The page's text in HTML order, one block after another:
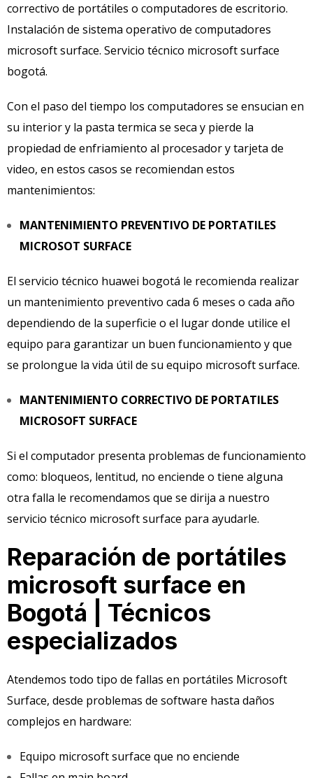
correctivo de portátiles o computadores de escritorio.
Instalación de sistema operativo de computadores
microsoft surface. Servicio técnico microsoft surface
bogotá.
Con el paso del tiempo los computadores se ensucian en
su interior y la pasta termica se seca y pierde la
propiedad de enfriamiento al procesador y tarjeta de
video, en estos casos se recomiendan estos
mantenimientos:
MANTENIMIENTO PREVENTIVO DE PORTATILES
MICROSOT SURFACE
El servicio técnico huawei bogotá le recomienda realizar
un mantenimiento preventivo cada 6 meses o cada año
dependiendo de la superficie o el lugar donde utilice el
equipo para garantizar un buen funcionamiento y que
se prolongue la vida útil de su equipo microsoft surface.
MANTENIMIENTO CORRECTIVO DE PORTATILES
MICROSOFT SURFACE
Si el computador presenta problemas de funcionamiento
como: bloqueos, lentitud, no enciende o tiene alguna
otra falla le recomendamos que se dirija a nuestro
servicio técnico microsoft surface para ayudarle.
Reparación de portátiles
microsoft surface en
Bogotá | Técnicos
especializados
Atendemos todo tipo de fallas en portátiles Microsoft
Surface, desde problemas de software hasta daños
complejos en hardware:
Equipo microsoft surface que no enciende